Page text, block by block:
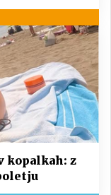
kopalkah: z